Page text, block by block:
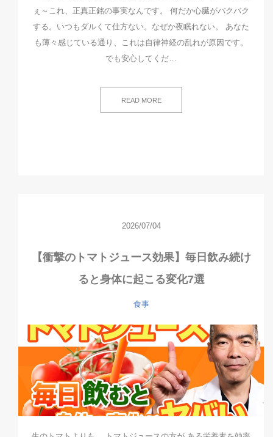
ぇ～これ、正真正銘の事実なんです。 何だか心臓がバクバク
する。いつもダルくて仕方ない。なぜか夜眠れない。 あなた
も薄々感じている通り、これは自律神経の乱れが原因です。
でも安心してくだ…
READ MORE
2026/07/04
【衝撃のトマトジュース効果】毎日飲み続け
ると身体に起こる変化7選
食事